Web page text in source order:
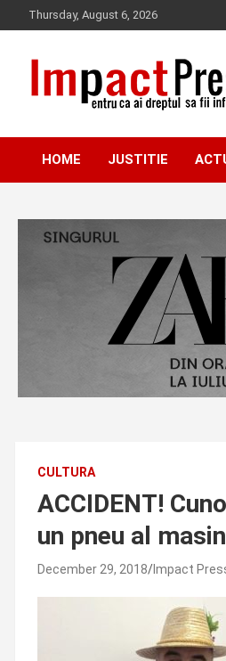
to
Thursday, August 6, 2026
HOME JUSTITIE
CULTURA
ACCIDENT!
un pneu al
December 29, 2018 Impact